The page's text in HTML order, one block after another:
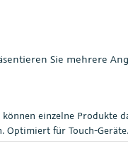
Sie mehrere
können einzelne Produkte
Optimiert für Touch-Geräte.